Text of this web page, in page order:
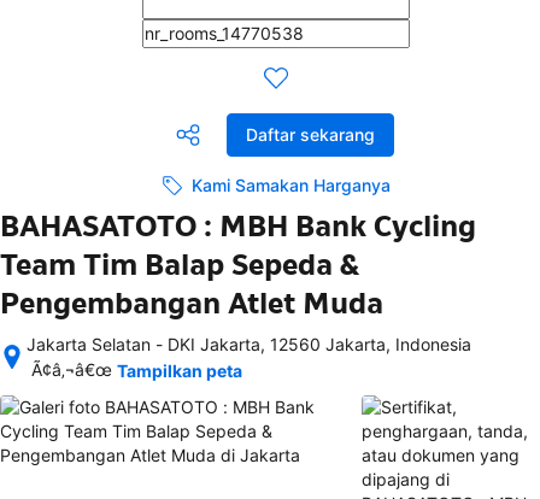
Daftar sekarang
Kami Samakan Harganya
BAHASATOTO : MBH Bank Cycling
Team Tim Balap Sepeda &
Pengembangan Atlet Muda
Jakarta Selatan - DKI Jakarta, 12560 Jakarta, Indonesia
Setelah
semua
rincian
akomodasi
Ã¢â‚¬â€œ Tampilkan peta